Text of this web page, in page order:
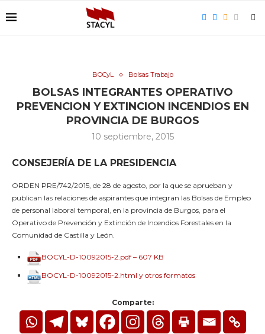
BOCyL Bolsas Trabajo
BOLSAS INTEGRANTES OPERATIVO
PREVENCION Y EXTINCION INCENDIOS EN
PROVINCIA DE BURGOS
10 septiembre, 2015
CONSEJERÍA DE LA PRESIDENCIA
ORDEN PRE/742/2015, de 28 de agosto, por la que se aprueban y
publican las relaciones de aspirantes que integran las Bolsas de Empleo
de personal laboral temporal, en la provincia de Burgos, para el
Operativo de Prevención y Extinción de Incendios Forestales en la
Comunidad de Castilla y León.
BOCYL-D-10092015-2.pdf – 607 KB
BOCYL-D-10092015-2.html y otros formatos
Comparte: